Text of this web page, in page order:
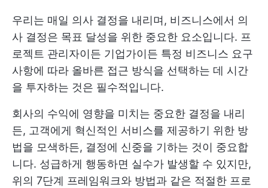
우리는 매일 의사 결정을 내리며, 비즈니스에서 의
사 결정은 목표 달성을 위한 중요한 요소입니다. 프
로젝트 관리자이든 기업가이든 특정 비즈니스 요구
사항에 따라 올바른 접근 방식을 선택하는 데 시간
을 투자하는 것은 필수적입니다.
회사의 수익에 영향을 미치는 중요한 결정을 내리
든, 고객에게 혁신적인 서비스를 제공하기 위한 방
법을 모색하든, 결정에 신중을 기하는 것이 중요합
니다. 성급하게 행동하면 실수가 발생할 수 있지만,
위의 7단계 프레임워크와 방법과 같은 적절한 프로